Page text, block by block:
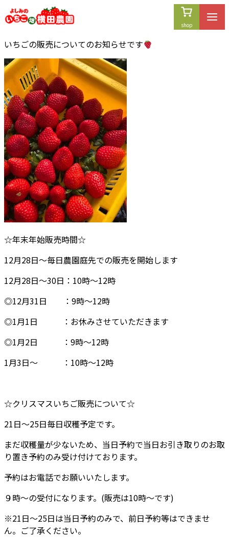
内
容
ス
キ
ッ
プ
いちごの販売についてのお知らせです
☆年末年始販売時間☆
12月28日～毎日農園庭先での販売を開始します
12月28日～30日：10時～12時
◎12月31日 ：9時～12時
◎1月1日 ：お休みさせていただきます
◎1月2日 ：9時～12時
1月3日～ ：10時～12時
☆クリスマスいちご販売について☆
21日～25日毎日収穫予定です。
まだ収穫量が少ないため、当日予約で当日お引き取りのお取
り置き予約のみ受け付けております。
予約はお電話でお願いいたします。
９時～の受付になります。(販売は10時～です)
※21日～25日は当日予約のみで、前日予約等はできませ
ん。ご了承ください。